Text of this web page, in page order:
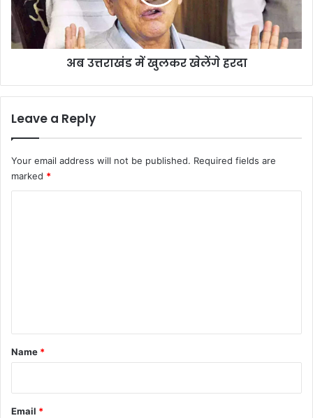
हरदा
अब उत्तराखंड में खुलकर खेलेंगे हरदा
Leave a Reply
Your email address will not be published. Required fields are
marked *
*
Name *
Email *